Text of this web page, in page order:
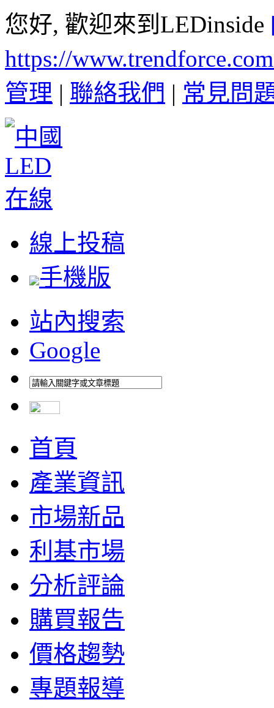
您好, 歡迎來到LEDinside
https://
管理 | 聯絡我們 | 常見問
線上投稿
手機版
站內搜索
Google
首頁
產業資訊
市場新品
利基市場
分析評論
購買報告
價格趨勢
專題報導